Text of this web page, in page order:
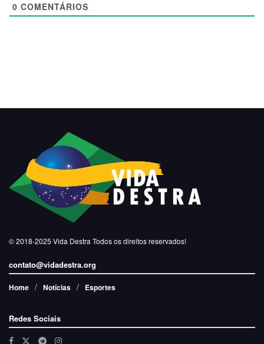
0 COMENTÁRIOS
© 2018-2025 Vida Destra Todos os direitos reservados!
contato@vidadestra.org
Home Notícias Esportes
Redes Sociais